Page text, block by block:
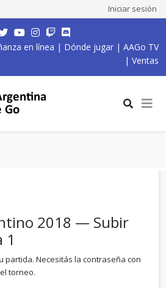
Iniciar sesión
en línea | Dónde jugar | AAGo TV
| Ventas
2018 — Subir
1
partida. Necesitás la contraseña con
torneo.